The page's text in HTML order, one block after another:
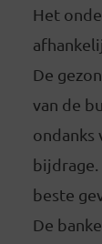
Het
De
van de
ondanks
bijdrage.
beste
De